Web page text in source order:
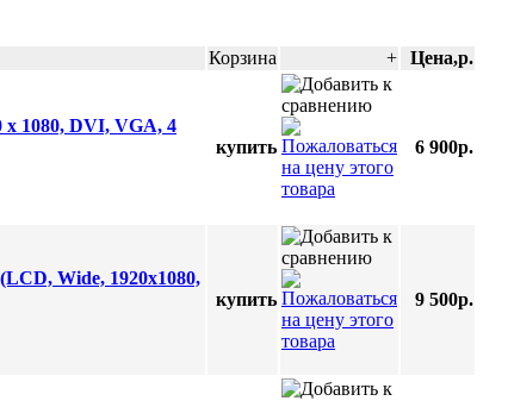
Корзина + Цена,p.
1080, DVI, VGA, 4
купить 6 900p.
Wide, 1920x1080,
купить 9 500p.